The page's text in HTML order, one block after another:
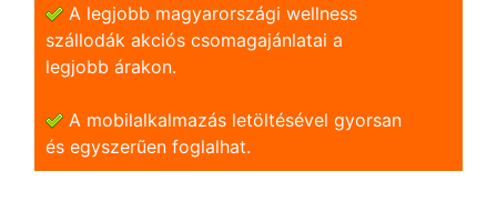
A legjobb magyarországi wellness
szállodák akciós csomagajánlatai a
legjobb árakon.
A mobilalkalmazás letöltésével gyorsan
és egyszerũen foglalhat.